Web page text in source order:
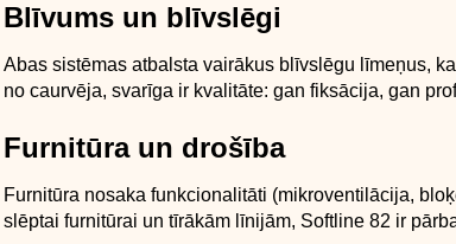
Blīvums un blīvslēgi
Abas sistēmas atbalsta vairākus blīvslēgu līmeņus,
no caurvēja, svarīga ir kvalitāte: gan fiksācija, gan
Furnitūra un drošība
Furnitūra nosaka funkcionalitāti (mikroventilācija,
slēptai furnitūrai un tīrākām līnijām, Softline 82 ir